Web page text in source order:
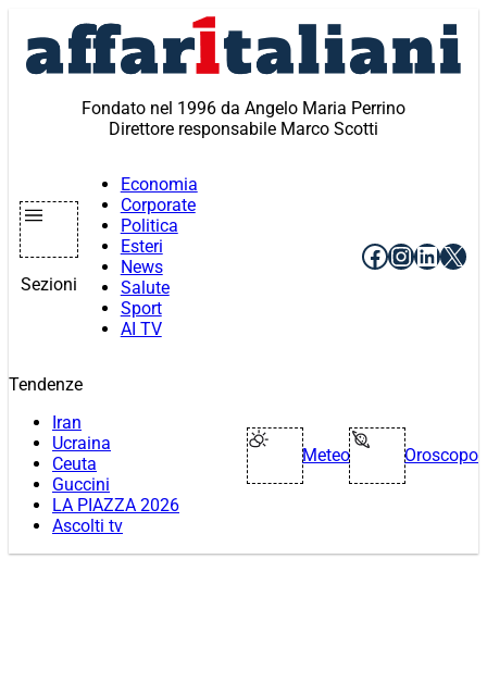
contenuto
Fondato nel 1996 da Angelo Maria Perrino
Direttore responsabile Marco Scotti
Sezioni
Economia
Corporate
Politica
Esteri
News
Salute
Sport
AI TV
Facebook
X
Tendenze
Iran
Ucraina
Ceuta
Guccini
LA PIAZZA 2026
Ascolti tv
Meteo Oroscopo